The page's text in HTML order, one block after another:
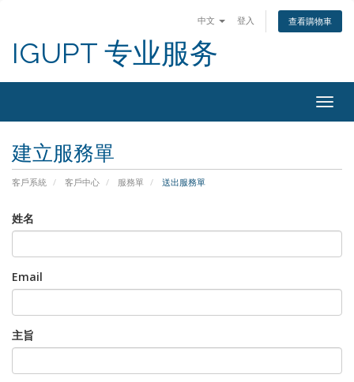
中文 登入 查看購物車
IGUPT 专业服务
建立服務單
客戶系統 客戶中心 服務單 送出服務單
姓名
Email
主旨